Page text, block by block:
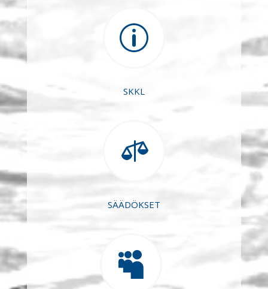
p
SKKL

SÄÄDÖKSET
